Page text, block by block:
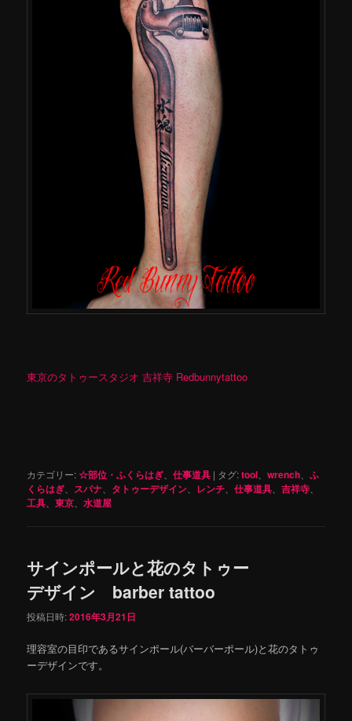
東京のタトゥースタジオ 吉祥寺 Redbunnytattoo
カテゴリー:☆部位・ふくらはぎ 、仕事道具 | タグ:tool 、wrench 、ふ
くらはぎ
スパナ タトゥーデザイン レンチ 、仕事道具 、吉祥寺
工具 、東京 、水道屋
サインポールと花のタトゥー
デザイン barber tattoo
投稿日時:2016年3月21日
理容室の目印であるサインポール(バーバーポール)と花のタトゥ
ーデザインです。